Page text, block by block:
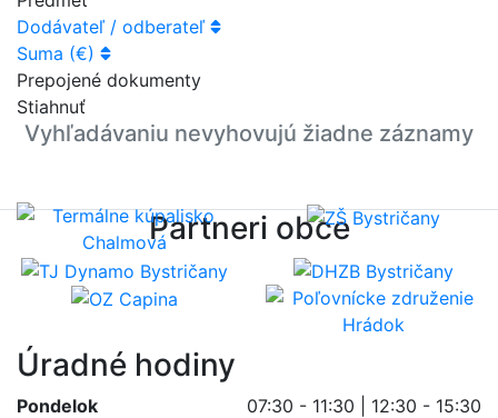
Dodávateľ / odberateľ
Suma (€)
Prepojené dokumenty
Stiahnuť
Vyhľadávaniu nevyhovujú žiadne záznamy
Partneri obce
Úradné hodiny
Pondelok
07:30 - 11:30 | 12:30 - 15:30